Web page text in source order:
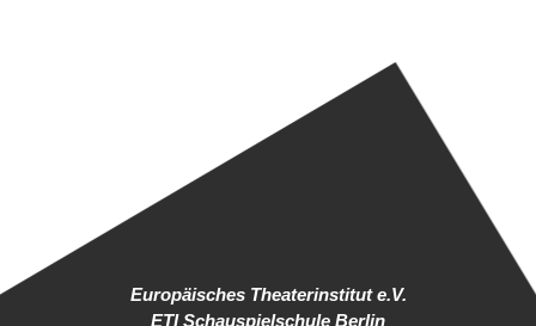
Europäisches Theaterinstitut e.V.
ETI Schauspielschule Berlin